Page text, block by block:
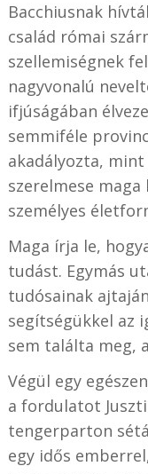
Bacchiusnak
család római
szellemiségnek
nagyvonalú
ifjúságában
semmiféle
akadályozta,
szerelmese
személyes
Maga írja le,
tudást. Egymás
tudósainak
segítségükkel az
sem találta meg,
Végül egy
a fordulatot
tengerparton
egy idős